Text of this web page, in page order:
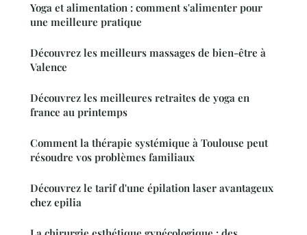
Yoga et alimentation : comment s'alimenter pour
une meilleure pratique
Découvrez les meilleurs massages de bien-être à
Valence
Découvrez les meilleures retraites de yoga en
france au printemps
Comment la thérapie systémique à Toulouse peut
résoudre vos problèmes familiaux
Découvrez le tarif d'une épilation laser avantageux
chez epilia